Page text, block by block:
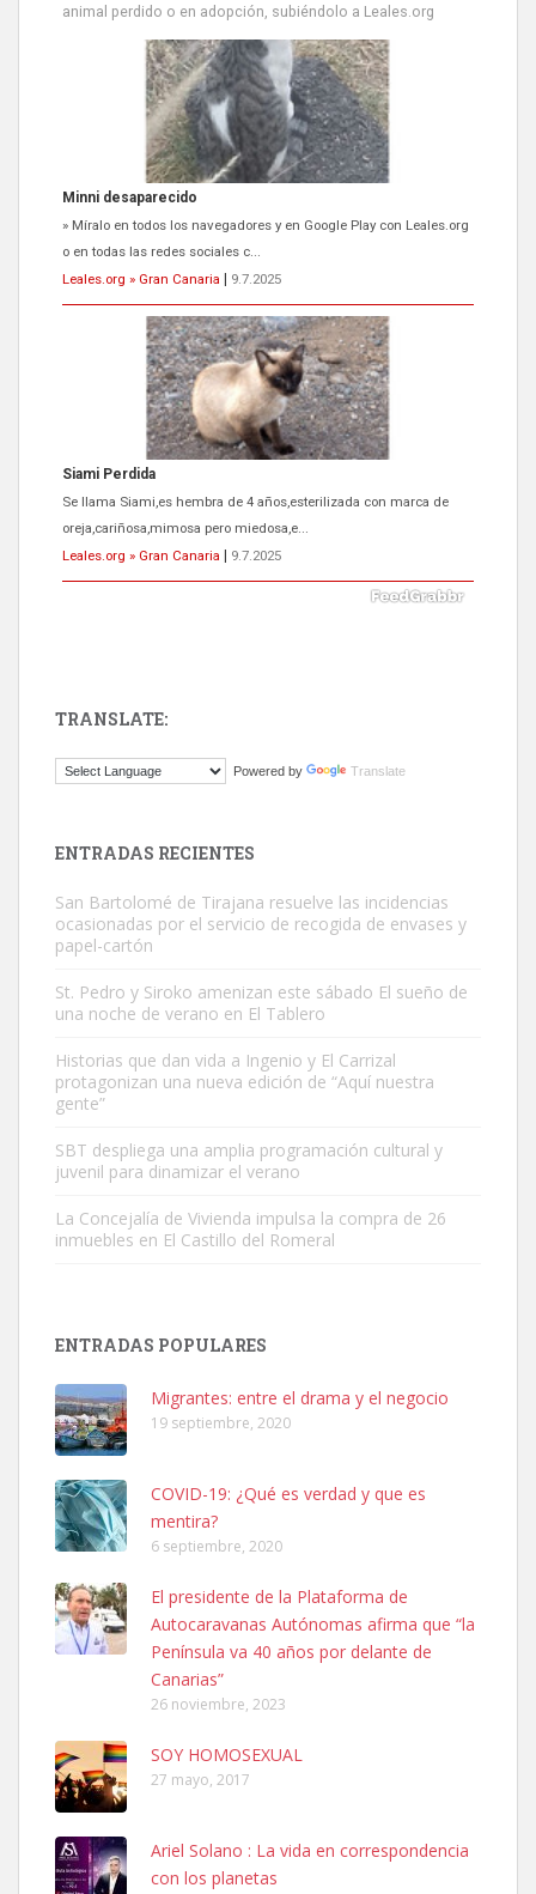
animal perdido o en adopción, subiéndolo a Leales.org
Siami Perdida
Se llama Siami,es hembra de 4 años,esterilizada con marca de
oreja,cariñosa,mimosa pero miedosa,e...
Leales.org » Gran Canaria | 9.7.2025
ADOPCIÓN URGENTE GATA TEROR GRAN CANARIA
El ayuntamiento se va a llevar a Los Gatos callejeros de la zona los
próximos días, ella incluida...
Leales.org » Gran Canaria | 9.7.2025
Este gato macho ha aparecido en la calle hace menos de un mes,
Busco adopción responsable para mi perra. Pastor alemán,
hembra, 4 años. Por motivos personales ...
Leales.org » Gran Canaria
06/07/2025 ZONA MESA Y LOPEZ. ES MUY ASUSTADIZO
Leales.org » Gran Canaria
Ninfa perdida
El día 5 se los perdió una ninfa papillera, asustada tiene miedo a la
calle, se perdió por la zon...
Leales.org » Gran Canaria
6.7.2025
Adopcion
Busco casa de acogida para mi perrita ya que por temas de trabajo
TRANSLATE:
Powered by Translate
ENTRADAS RECIENTES
San Bartolomé de Tirajana resuelve las incidencias
ocasionadas por el servicio de recogida de envases y
papel-cartón
St. Pedro y Siroko amenizan este sábado El sueño de
una noche de verano en El Tablero
Historias que dan vida a Ingenio y El Carrizal
protagonizan una nueva edición de “Aquí nuestra
gente”
SBT despliega una amplia programación cultural y
juvenil para dinamizar el verano
La Concejalía de Vivienda impulsa la compra de 26
inmuebles en El Castillo del Romeral
ENTRADAS POPULARES
Migrantes: entre el drama y el negocio
19 septiembre, 2020
COVID-19: ¿Qué es verdad y que es
mentira?
6 septiembre, 2020
El presidente de la Plataforma de
Autocaravanas Autónomas afirma que “la
Península va 40 años por delante de
Canarias”
26 noviembre, 2023
SOY HOMOSEXUAL
27 mayo, 2017
Ariel Solano : La vida en correspondencia
con los planetas